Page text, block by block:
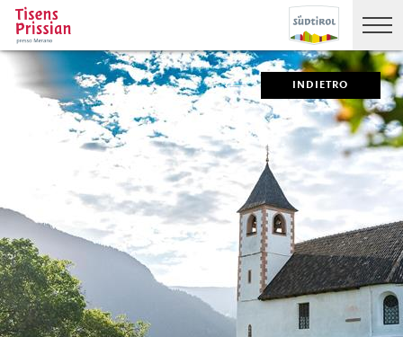
INDIETRO